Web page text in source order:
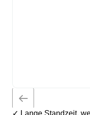
✓ Lange Standzeit,